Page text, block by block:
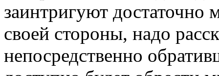
заинтригуют
своей стороны, надо
непосредственно